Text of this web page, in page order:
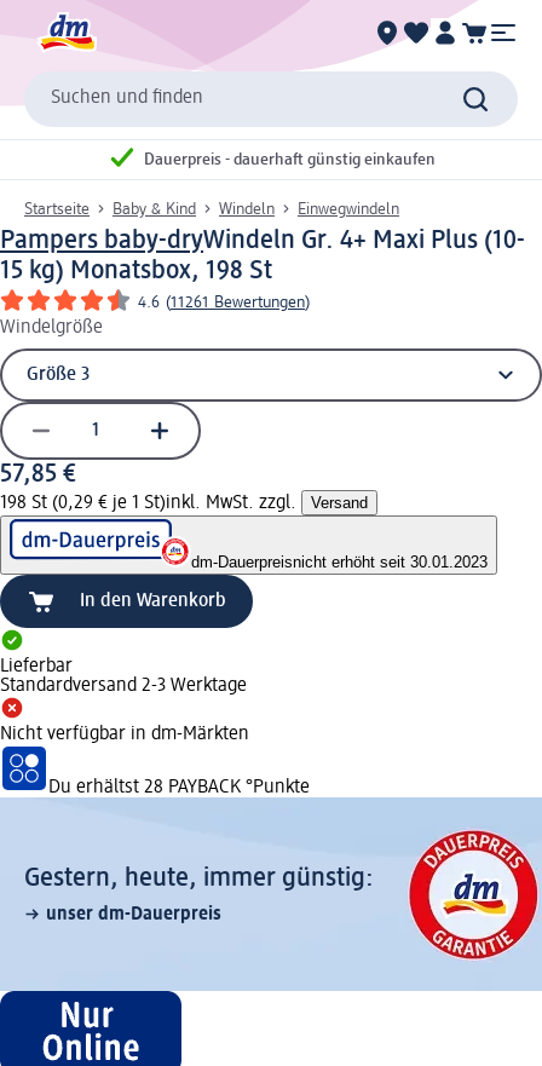
Suchen und finden
Dauerpreis - dauerhaft günstig einkaufen
Startseite Baby & Kind Windeln Einwegwindeln
Pampers baby-dryWindeln Gr. 4+ Maxi Plus (10-
15 kg) Monatsbox, 198 St
4.6 (11261 Bewertungen)
Windelgröße
57,85 €
198 St (0,29 € je 1 St)inkl. MwSt. zzgl. Versand
dm-Dauerpreisnicht erhöht seit 30.01.2023
In den Warenkorb
Lieferbar
Standardversand 2-3 Werktage
Nicht verfügbar in dm-Märkten
Du erhältst 28 PAYBACK °Punkte
Gestern, heute, immer günstig:
unser dm-Dauerpreis